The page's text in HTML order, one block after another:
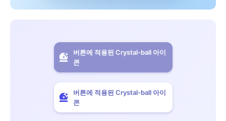
버튼에 적용된 Crystal-ball 아이
콘
버튼에 적용된 Crystal-ball 아이
콘